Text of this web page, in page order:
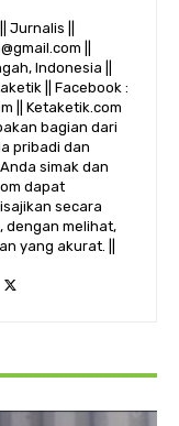
Jurnalis ||
||
Indonesia ||
|| Facebook :
|| Ketaketik.com
bagian dari
pribadi dan
simak dan
dapat
secara
dengan melihat,
yang akurat. ||